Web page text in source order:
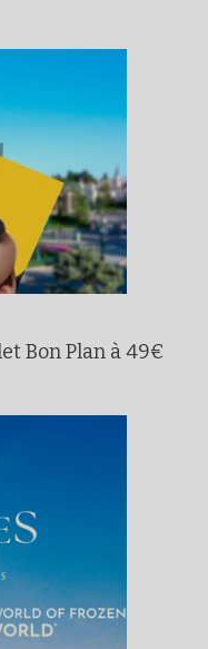
Bon Plan à 49€